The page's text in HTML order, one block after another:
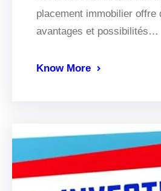
placement immobilier offre
avantages et possibilités…
Know More